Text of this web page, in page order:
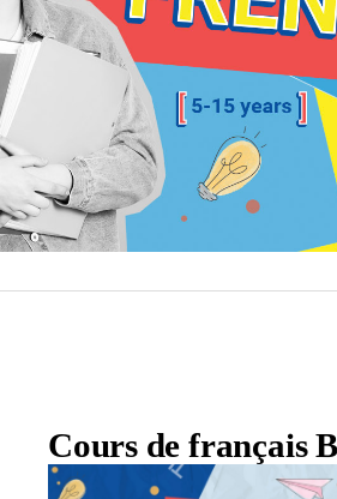
Cours de français